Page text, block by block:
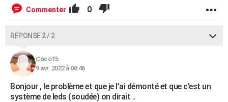
Commenter 0
RÉPONSE 2 / 2
Coco15
9 avr. 2022 à 06:46
Bonjour , le problème et que je l’ai démonté et que c’est un
système de leds (soudée) on dirait ..